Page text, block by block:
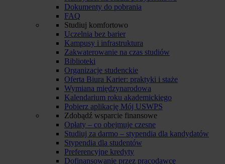
Dokumenty do pobrania
FAQ
Studiuj komfortowo
Uczelnia bez barier
Kampusy i infrastruktura
Zakwaterowanie na czas studiów
Biblioteki
Organizacje studenckie
Oferta Biura Karier: praktyki i staże
Wymiana międzynarodowa
Kalendarium roku akademickiego
Pobierz aplikację Mój USWPS
Zdobądź wsparcie finansowe
Opłaty – co obejmuje czesne
Studiuj za darmo – stypendia dla kandydatów
Stypendia dla studentów
Preferencyjne kredyty
Dofinansowanie przez pracodawcę